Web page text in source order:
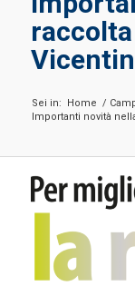
Sei in: Home /
Importanti novità